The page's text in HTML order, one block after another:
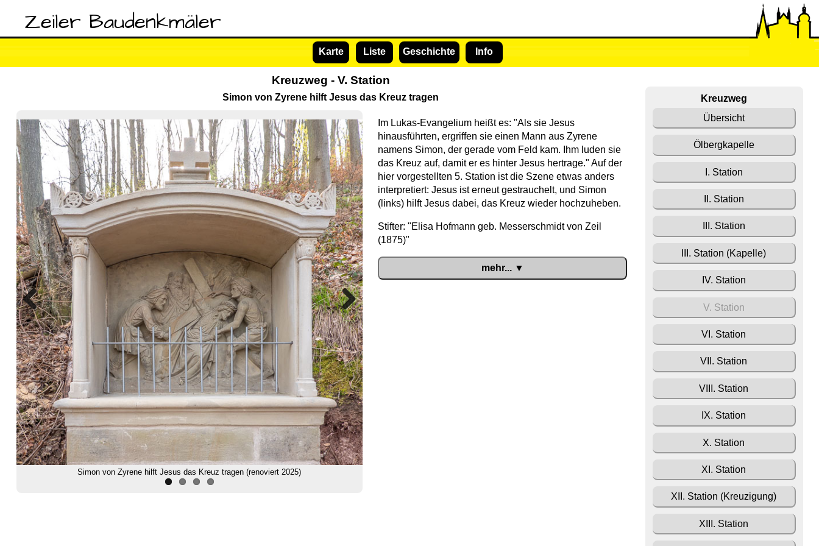
Zeiler Baudenkmäler
Karte Liste Geschichte Info
Kreuzweg - V. Station
Simon von Zyrene hilft Jesus das Kreuz tragen
Simon von Zyrene hilft Jesus das Kreuz tragen (renoviert 2025)
Previous Next
Im Lukas-Evangelium heißt es: "Als sie Jesus
hinausführten, ergriffen sie einen Mann aus Zyrene
namens Simon, der gerade vom Feld kam. Ihm luden sie
das Kreuz auf, damit er es hinter Jesus hertrage." Auf der
hier vorgestellten 5. Station ist die Szene etwas anders
interpretiert: Jesus ist erneut gestrauchelt, und Simon
(links) hilft Jesus dabei, das Kreuz wieder hochzuheben.
Stifter: "Elisa Hofmann geb. Messerschmidt von Zeil
(1875)"
mehr... ▼
Kreuzweg
Übersicht
Ölbergkapelle
I. Station
II. Station
III. Station
III. Station (Kapelle)
IV. Station
V. Station
VI. Station
VII. Station
VIII. Station
IX. Station
X. Station
XI. Station
XII. Station (Kreuzigung)
XIII. Station